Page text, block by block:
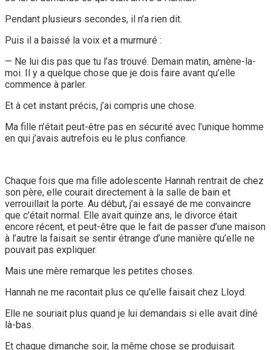
Pendant plusieurs secondes, il n’a rien dit.
Puis il a baissé la voix et a murmuré :
— Ne lui dis pas que tu l’as trouvé. Demain matin, amène-la-
moi. Il y a quelque chose que je dois faire avant qu’elle
commence à parler.
Et à cet instant précis, j’ai compris une chose.
Ma fille n’était peut-être pas en sécurité avec l’unique homme
en qui j’avais autrefois eu le plus confiance.
Chaque fois que ma fille adolescente Hannah rentrait de chez
son père, elle courait directement à la salle de bain et
verrouillait la porte. Au début, j’ai essayé de me convaincre
que c’était normal. Elle avait quinze ans, le divorce était
encore récent, et peut-être que le fait de passer d’une maison
à l’autre la faisait se sentir étrange d’une manière qu’elle ne
pouvait pas expliquer.
Mais une mère remarque les petites choses.
Hannah ne me racontait plus ce qu’elle faisait chez Lloyd.
Elle ne souriait plus quand je lui demandais si elle avait dîné
là-bas.
Et chaque dimanche soir, la même chose se produisait.